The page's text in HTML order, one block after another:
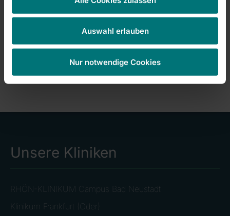
Auswahl erlauben
Nur notwendige Cookies
Tel. 09771 6625103
E-Mail:Manfred.Stieglitz(at)campus-nes.de
Unsere Kliniken
RHÖN-KLINIKUM Campus Bad Neustadt
Klinikum Frankfurt (Oder)